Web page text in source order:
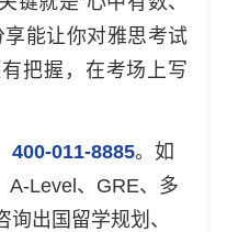
能让你对雅思考试
把握，在考场上写
400-011-8885。如
A-Level、GRE、多
出国留学规划、